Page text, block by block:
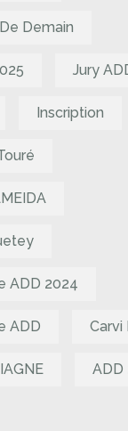
Demain
Jury
Inscription
ADD 2024
ADD Carvi
ADD